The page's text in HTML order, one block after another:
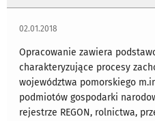
02.01.2018
Opracowanie zawiera
charakteryzujące procesy
województwa pomorskiego
podmiotów gospodarki
rejestrze REGON, rolnictwa,